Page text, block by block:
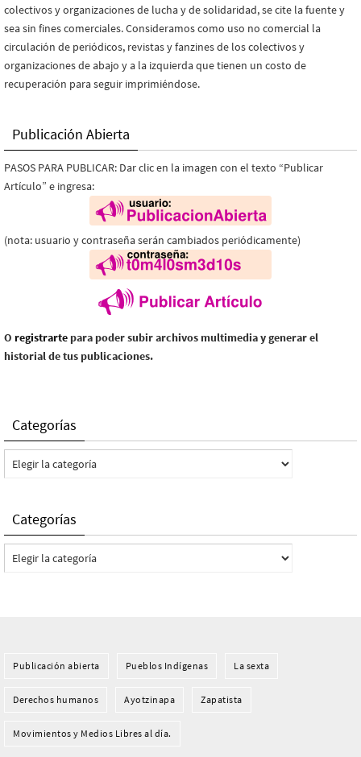
colectivos y organizaciones de lucha y de solidaridad, se cite la fuente y
sea sin fines comerciales. Consideramos como uso no comercial la
circulación de periódicos, revistas y fanzines de los colectivos y
organizaciones de abajo y a la izquierda que tienen un costo de
recuperación para seguir imprimiéndose.
Publicación Abierta
PASOS PARA PUBLICAR: Dar clic en la imagen con el texto “Publicar
Artículo” e ingresa:
(nota: usuario y contraseña serán cambiados periódicamente)
O registrarte para poder subir archivos multimedia y generar el
historial de tus publicaciones.
Categorías
Categorías
Categorías
Categorías
Publicación abierta Pueblos Indí­genas La sexta
Derechos humanos Ayotzinapa Zapatista
Movimientos y Medios Libres al día.